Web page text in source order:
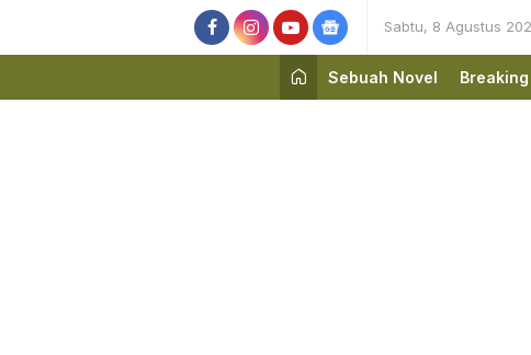
Sabtu, 8 Agustus
Sebuah Novel